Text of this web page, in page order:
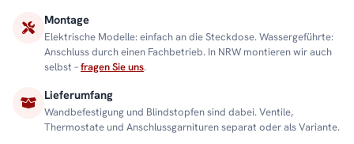
Montage
Elektrische Modelle: einfach an die Steckdose. Wassergeführte:
Anschluss durch einen Fachbetrieb. In NRW montieren wir auch
selbst –fragen Sie uns.
Lieferumfang
Wandbefestigung und Blindstopfen sind dabei. Ventile,
Thermostate und Anschlussgarnituren separat oder als Variante.